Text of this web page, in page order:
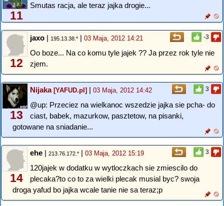
11
Smutas racja, ale teraz jajka drogie...
-3
12
jaxo | 195.13.38.* | 03 Maja, 2012 14:21
Oo boze... Na co komu tyle jajek ?? Ja przez rok tyle nie
zjem.
3
13
Nijaka[YAFUD.pl] | 03 Maja, 2012 14:42
@up: Przeciez na wielkanoc wszedzie jajka sie pcha- do
ciast, babek, mazurkow, pasztetow, na pisanki,
gotowane na sniadanie...
3
14
ehe | 213.76.172.* | 03 Maja, 2012 15:19
120jajek w dodatku w wytloczkach sie zmiescilo do
plecaka?to co to za wielki plecak musial byc? swoja
droga yafud bo jajka wcale tanie nie sa teraz;p